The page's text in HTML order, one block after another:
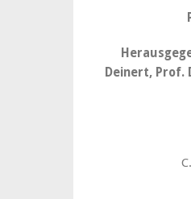
Deinert, Prof.